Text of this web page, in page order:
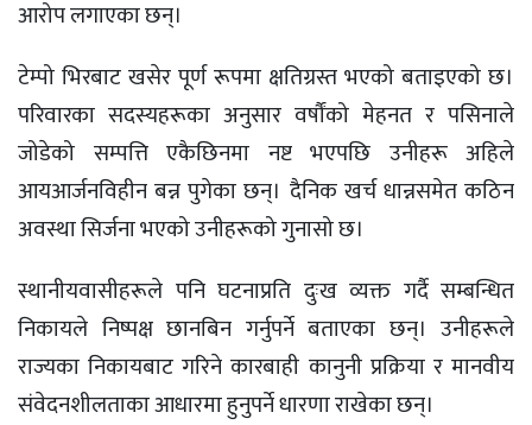
आरोप लगाएका छन्।
टेम्पो भिरबाट खसेर पूर्ण रूपमा क्षतिग्रस्त भएको बताइएको छ।
परिवारका सदस्यहरूका अनुसार वर्षौंको मेहनत र पसिनाले
जोडेको सम्पत्ति एकैछिनमा नष्ट भएपछि उनीहरू अहिले
आयआर्जनविहीन बन्न पुगेका छन्। दैनिक खर्च धान्नसमेत कठिन
अवस्था सिर्जना भएको उनीहरूको गुनासो छ।
स्थानीयवासीहरूले पनि घटनाप्रति दुःख व्यक्त गर्दै सम्बन्धित
निकायले निष्पक्ष छानबिन गर्नुपर्ने बताएका छन्। उनीहरूले
राज्यका निकायबाट गरिने कारबाही कानुनी प्रक्रिया र मानवीय
संवेदनशीलताका आधारमा हुनुपर्ने धारणा राखेका छन्।